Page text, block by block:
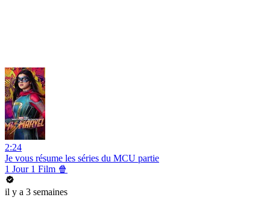
2:24
Je vous résume les séries du MCU partie
1 Jour 1 Film 🍿
il y a 3 semaines